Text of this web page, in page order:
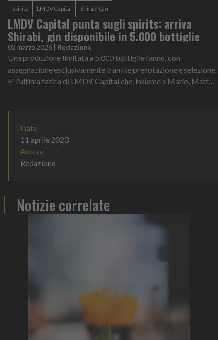
spirits LMDV Capital Shirabi Gin
LMDV Capital punta sugli spirits: arriva
Shirabi, gin disponibile in 5.000 bottiglie
02 marzo 2026 | Redazione
Una produzione limitata a 5.000 bottiglie l’anno, con
assegnazione esclusivamente tramite prenotazione e selezione.
E' l'ultima fatica di LMDV Capital che, insieme a Mario, Matteo
Data
11 aprile 2023
Autore
Redazione
Notizie correlate